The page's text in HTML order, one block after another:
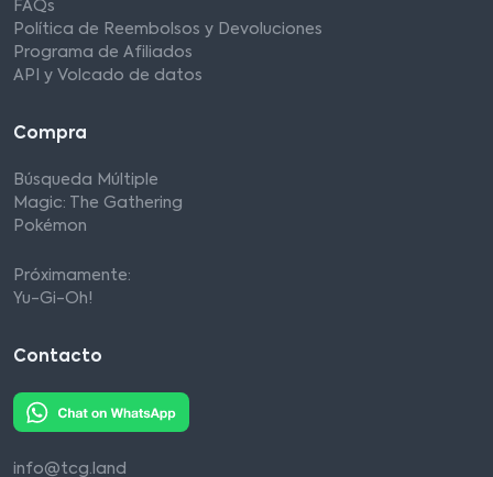
FAQs
Política de Reembolsos y Devoluciones
Programa de Afiliados
API y Volcado de datos
Compra
Búsqueda Múltiple
Magic: The Gathering
Pokémon
Próximamente:
Yu-Gi-Oh!
Contacto
info@tcg.land